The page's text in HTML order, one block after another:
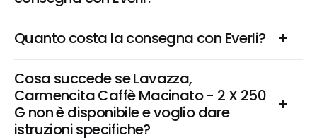
Quanto costa la consegna con Everli?
Cosa succede se Lavazza,
Carmencita Caffè Macinato - 2 X 250
G non è disponibile e voglio dare
istruzioni specifiche?